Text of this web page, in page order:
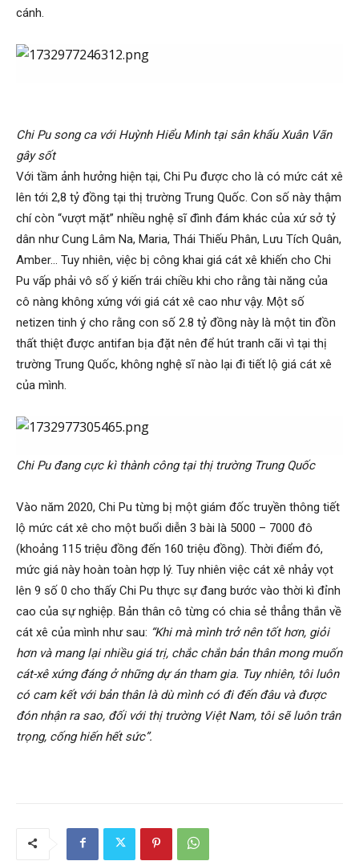
cánh.
Chi Pu song ca với Huỳnh Hiểu Minh tại sân khấu Xuân Vãn
gây sốt
Với tầm ảnh hưởng hiện tại, Chi Pu được cho là có mức cát xê
lên tới 2,8 tỷ đồng tại thị trường Trung Quốc. Con số này thậm
chí còn “vượt mặt” nhiều nghệ sĩ đình đám khác của xứ sở tỷ
dân như Cung Lâm Na, Maria, Thái Thiếu Phân, Lưu Tích Quân,
Amber… Tuy nhiên, việc bị công khai giá cát xê khiến cho Chi
Pu vấp phải vô số ý kiến trái chiều khi cho rằng tài năng của
cô nàng không xứng với giá cát xê cao như vậy. Một số
netizen tinh ý cho rằng con số 2.8 tỷ đồng này là một tin đồn
thất thiệt được antifan bịa đặt nên để hút tranh cãi vì tại thị
trường Trung Quốc, không nghệ sĩ nào lại đi tiết lộ giá cát xê
của mình.
Chi Pu đang cực kì thành công tại thị trường Trung Quốc
Vào năm 2020, Chi Pu từng bị một giám đốc truyền thông tiết
lộ mức cát xê cho một buổi diễn 3 bài là 5000 – 7000 đô
(khoảng 115 triệu đồng đến 160 triệu đồng). Thời điểm đó,
mức giá này hoàn toàn hợp lý. Tuy nhiên việc cát xê nhảy vọt
lên 9 số 0 cho thấy Chi Pu thực sự đang bước vào thời kì đỉnh
cao của sự nghiệp. Bản thân cô từng có chia sẻ thẳng thắn về
cát xê của mình như sau: “Khi mà mình trở nên tốt hơn, giỏi
hơn và mang lại nhiều giá trị, chắc chắn bản thân mong muốn
cát-xê xứng đáng ở những dự án tham gia. Tuy nhiên, tôi luôn
có cam kết với bản thân là dù mình có đi đến đâu và được
đón nhận ra sao, đối với thị trường Việt Nam, tôi sẽ luôn trân
trọng, cống hiến hết sức”.